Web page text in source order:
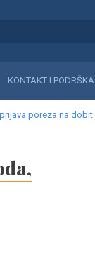
KONTAKT I PODRŠKA
poreza na dobit